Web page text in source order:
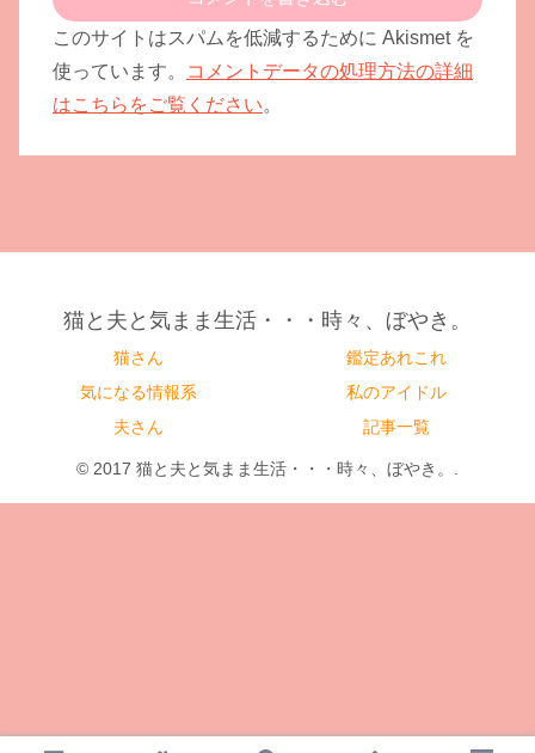
このサイトはスパムを低減するために Akismet を
使っています。
コメントデータの処理方法の詳細
はこちらをご覧ください。
猫と夫と気まま生活・・・時々、ぼやき。
猫さん
鑑定あれこれ
気になる情報系
私のアイドル
夫さん
記事一覧
© 2017 猫と夫と気まま生活・・・時々、ぼやき。.